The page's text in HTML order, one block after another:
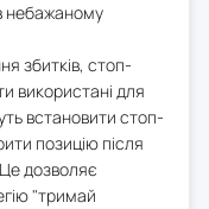
небажаному
збитків, стоп-
використані для
встановити стоп-
позицію після
дозволяє
"тримай